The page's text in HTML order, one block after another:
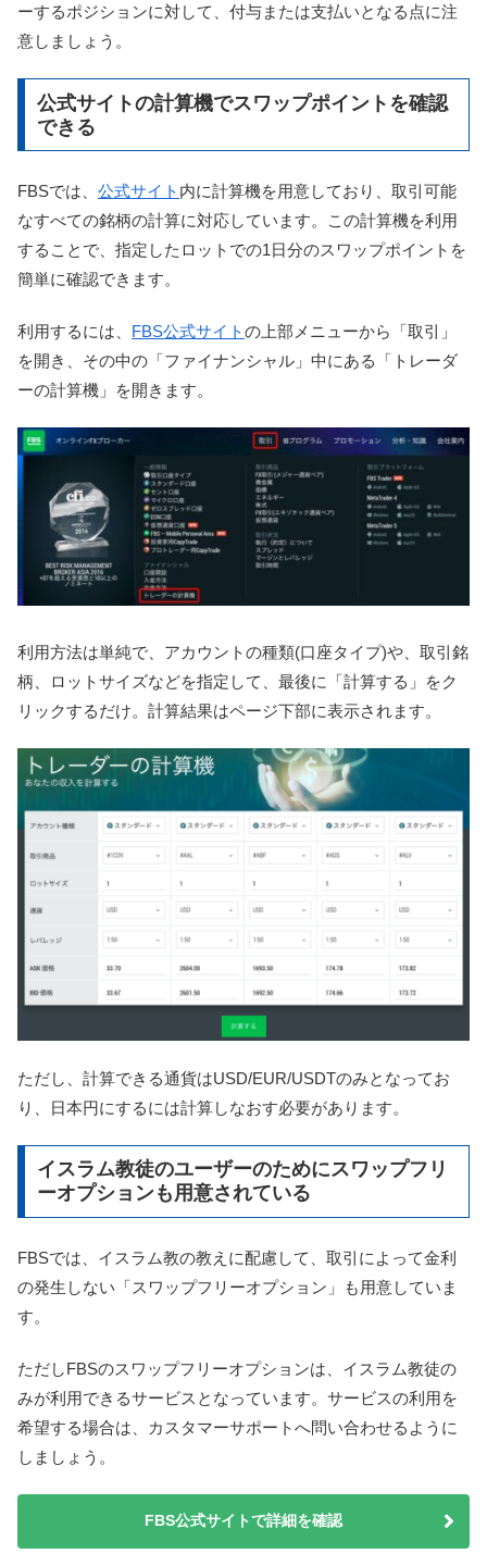
ーするポジションに対して、付与または支払いとなる点に注
意しましょう。
公式サイトの計算機でスワップポイントを確認
できる
FBSでは、 公式サイト 内に計算機を用意しており、取引可能
なすべての銘柄の計算に対応しています。この計算機を利用
することで、指定したロットでの1日分のスワップポイントを
簡単に確認できます。
利用するには、 FBS公式サイトの上部メニューから「取引」
を開き、その中の「ファイナンシャル」中にある「トレーダ
ーの計算機」を開きます。
利用方法は単純で、アカウントの種類(口座タイプ)や、取引銘
柄、ロットサイズなどを指定して、最後に「計算する」をク
リックするだけ。計算結果はページ下部に表示されます。
ただし、計算できる通貨はUSD/EUR/USDTのみとなってお
り、日本円にするには計算しなおす必要があります。
イスラム教徒のユーザーのためにスワップフリ
ーオプションも用意されている
FBSでは、イスラム教の教えに配慮して、取引によって金利
の発生しない「スワップフリーオプション」も用意していま
す。
ただしFBSのスワップフリーオプションは、イスラム教徒の
みが利用できるサービスとなっています。サービスの利用を
希望する場合は、カスタマーサポートへ問い合わせるように
しましょう。
FBS公式サイトで詳細を確認